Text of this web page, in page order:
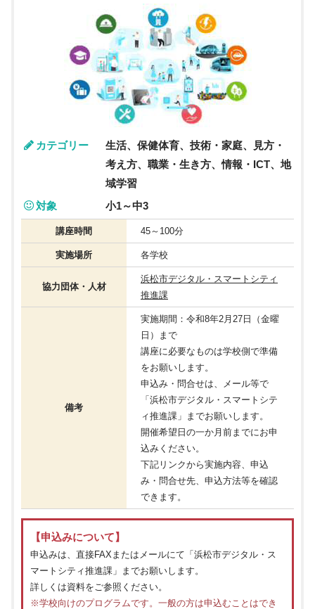
カテゴリー
生活、保健体育、技術・家庭、見方・
考え方、職業・生き方、情報・ICT、地
域学習
対象
小1～中3
講座時間 45～100分
実施場所 各学校
協力団体・人材
浜松市デジタル・スマートシティ
推進課
備考
実施期間：令和8年2月27日（金曜
日）まで
講座に必要なものは学校側で準備
をお願いします。
申込み・問合せは、メール等で
「浜松市デジタル・スマートシテ
ィ推進課」までお願いします。
開催希望日の一か月前までにお申
込みください。
下記リンクから実施内容、申込
み・問合せ先、申込方法等を確認
できます。
【申込みについて】
申込みは、直接FAXまたはメールにて「浜松市デジタル・ス
マートシティ推進課」までお願いします。
詳しくは資料をご参照ください。
※学校向けのプログラムです。一般の方は申込むことはでき